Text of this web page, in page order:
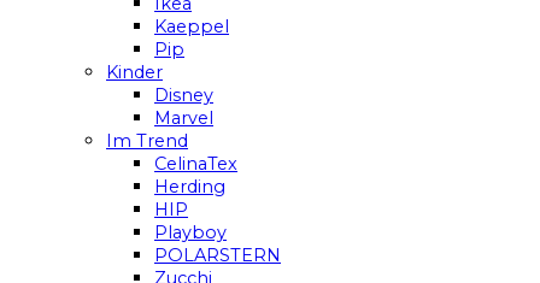
Kaeppel
Pip
Kinder
Disney
Marvel
Im Trend
CelinaTex
Herding
HIP
Playboy
POLARSTERN
Zucchi